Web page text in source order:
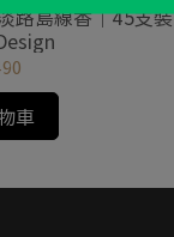
路島線香｜45支裝
車